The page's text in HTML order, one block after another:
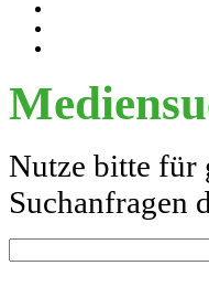
Nutze bitte für
Suchanfragen